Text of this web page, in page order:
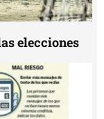
elecciones